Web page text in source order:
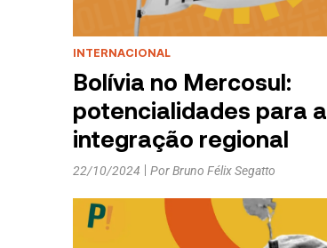
INTERNACIONAL
Bolívia no Mercosul:
potencialidades para a
integração regional
22/10/2024 PorBruno Félix Segatto